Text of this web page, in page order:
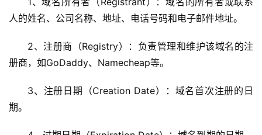
人的姓名、公司名称、地址、电话号码和电子邮件地址。
2、注册商（Registry）：负责管理和维护该域名的注
册商，如GoDaddy、Namecheap等。
3、注册日期（Creation Date）：域名首次注册的日
期。